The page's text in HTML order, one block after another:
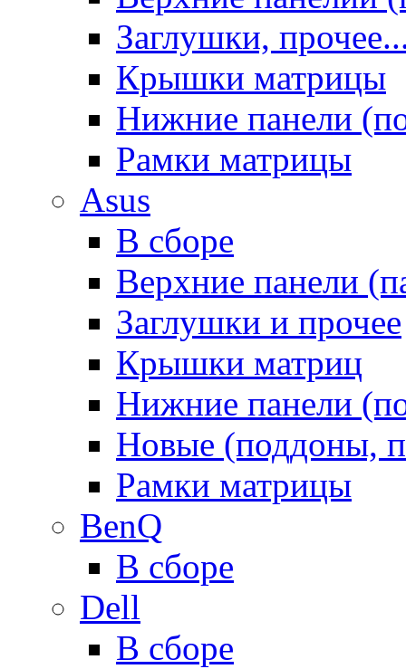
Заглушки,
Крышки матрицы
Нижние панели
Рамки матрицы
Asus
В сборе
Верхние панели
Заглушки и прочее
Крышки матриц
Нижние панели
Новые (поддоны,
Рамки матрицы
BenQ
В сборе
Dell
В сборе